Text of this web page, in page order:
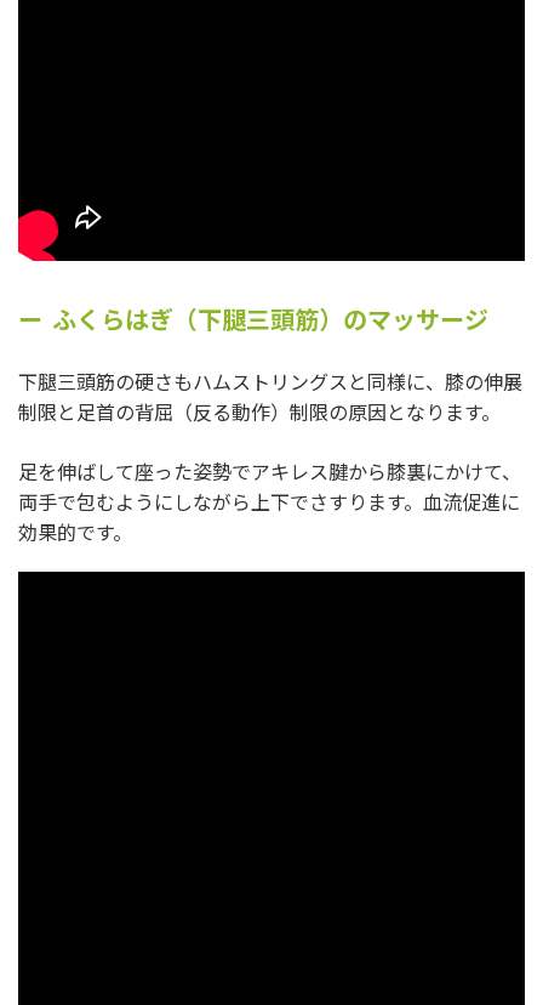
ふくらはぎ（下腿三頭筋）のマッサージ
下腿三頭筋の硬さもハムストリングスと同様に、膝の伸展
制限と足首の背屈（反る動作）制限の原因となります。
足を伸ばして座った姿勢でアキレス腱から膝裏にかけて、
両手で包むようにしながら上下でさすります。血流促進に
効果的です。